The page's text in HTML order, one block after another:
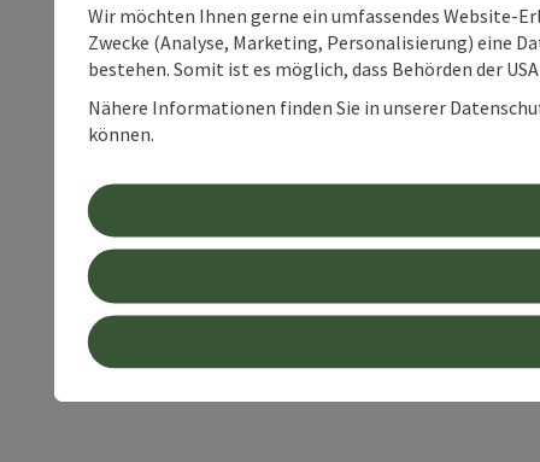
Wir möchten Ihnen gerne ein umfassendes Website-
Zwecke (Analyse, Marketing, Personalisierung) eine
bestehen. Somit ist es möglich, dass Behörden der
Nähere Informationen finden Sie in unserer
können.